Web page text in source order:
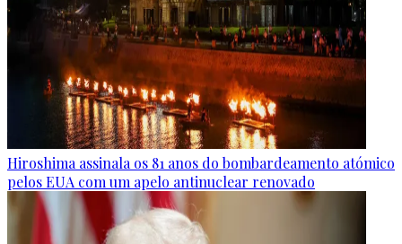
Hiroshima assinala os 81 anos do bombardeamento atómico
pelos EUA com um apelo antinuclear renovado